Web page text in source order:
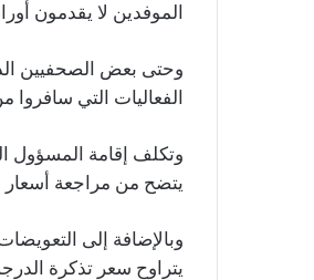
الموفدين لا يقدمون
وحتى بعض الصحفيين
الفعاليات التي سافروا
يتضح من مراجعة أسعار
وبالإضافة إلى
يتراوح سعر تذكرة الدرجة الأولى بين 1.5 مليون و2